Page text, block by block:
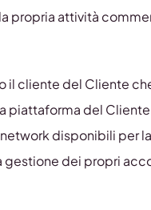
propria attività
il cliente del Cliente
piattaforma del
disponibili per
dei propri